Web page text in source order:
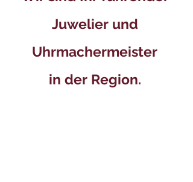
Juwelier und
Uhrmachermeister
in der Region.​